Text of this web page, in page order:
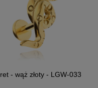
- wąż złoty - LGW-033